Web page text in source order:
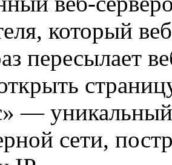
который
пересылает
— уникальный
сети,